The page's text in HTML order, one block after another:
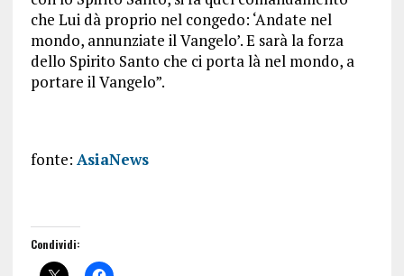
che Lui dà proprio nel congedo: ‘Andate nel
mondo, annunziate il Vangelo’. E sarà la forza
dello Spirito Santo che ci porta là nel mondo, a
portare il Vangelo”.
fonte: AsiaNews
Condividi: